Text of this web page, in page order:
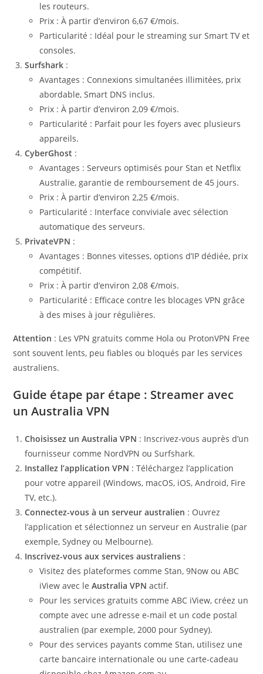
les routeurs.
Prix : À partir d’environ 6,67 €/mois.
Particularité : Idéal pour le streaming sur Smart TV et
consoles.
Surfshark :
Avantages : Connexions simultanées illimitées, prix
abordable, Smart DNS inclus.
Prix : À partir d’environ 2,09 €/mois.
Particularité : Parfait pour les foyers avec plusieurs
appareils.
CyberGhost :
Avantages : Serveurs optimisés pour Stan et Netflix
Australie, garantie de remboursement de 45 jours.
Prix : À partir d’environ 2,25 €/mois.
Particularité : Interface conviviale avec sélection
automatique des serveurs.
PrivateVPN :
Avantages : Bonnes vitesses, options d’IP dédiée, prix
compétitif.
Prix : À partir d’environ 2,08 €/mois.
Particularité : Efficace contre les blocages VPN grâce
à des mises à jour régulières.
Attention : Les VPN gratuits comme Hola ou ProtonVPN Free
sont souvent lents, peu fiables ou bloqués par les services
australiens.
Guide étape par étape : Streamer avec
un Australia VPN
Choisissez un Australia VPN : Inscrivez-vous auprès d’un
fournisseur comme NordVPN ou Surfshark.
Installez l’application VPN : Téléchargez l’application
pour votre appareil (Windows, macOS, iOS, Android, Fire
TV, etc.).
Connectez-vous à un serveur australien : Ouvrez
l’application et sélectionnez un serveur en Australie (par
exemple, Sydney ou Melbourne).
Inscrivez-vous aux services australiens :
Visitez des plateformes comme Stan, 9Now ou ABC
iView avec leAustralia VPN actif.
Pour les services gratuits comme ABC iView, créez un
compte avec une adresse e-mail et un code postal
australien (par exemple, 2000 pour Sydney).
Pour des services payants comme Stan, utilisez une
carte bancaire internationale ou une carte-cadeau